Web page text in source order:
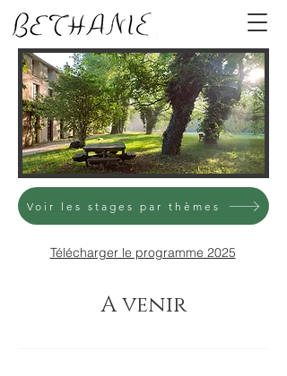
Voir les stages par thèmes
Télécharger le programme 2025
A venir